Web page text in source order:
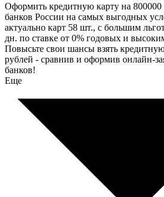
Оформить кредитную карту на
банков России на самых выгодных
актуально карт 58 шт., с большим
дн. по ставке от 0% годовых и
Повысьте свои шансы взять
рублей - сравнив и оформив онлайн-
банков!
Еще